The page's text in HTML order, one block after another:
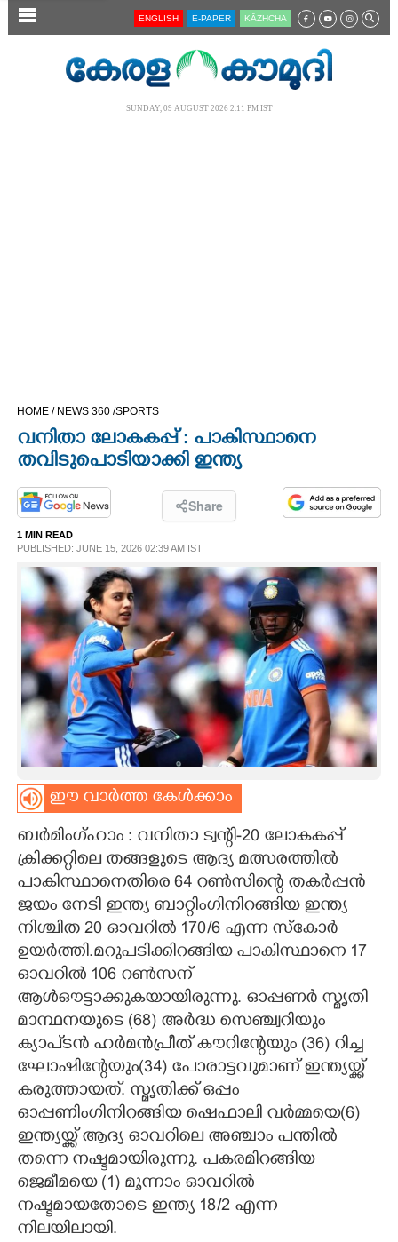
SECTIONS
CINEMA
OPINION
PHOTOS
LIFESTYLE
SPIRITUAL
INFO+
ART
CARTOONS
LITERATURE
ZOOM
CONTACT US
ENGLISH E-PAPER KĀZHCHA
SUNDAY, 09 AUGUST 2026 2.11 PM IST
HOME / NEWS 360 /SPORTS
വനിതാ ലോകകപ്പ് : പാകിസ്ഥാനെ
തവിടുപൊടിയാക്കി ഇന്ത്യ
Share
1 MIN READ
PUBLISHED: JUNE 15, 2026 02:39 AM IST
ഈ വാർത്ത കേൾക്കാം
ബർമിംഗ്ഹാം : വനിതാ ട്വന്റി-20 ലോകകപ്പ്
ക്രിക്കറ്റിലെ തങ്ങളുടെ ആദ്യ മത്സരത്തിൽ
പാകിസ്ഥാനെതിരെ 64 റൺസിന്റെ തകർപ്പൻ
ജയം നേടി ഇന്ത്യ ബാറ്റിംഗിനിറങ്ങിയ ഇന്ത്യ
നിശ്ചിത 20 ഓവറിൽ 170/6 എന്ന സ്കോർ
ഉയർത്തി.മറുപടിക്കിറങ്ങിയ പാകിസ്ഥാനെ 17
ഓവറിൽ 106 റൺസന്
ആൾഔട്ടാക്കുകയായിരുന്നു. ഓപ്പണർ സ്മൃതി
മാന്ഥനയുടെ (68) അർദ്ധ സെഞ്ച്വറിയും
ക്യാപ്ടൻ ഹർമൻപ്രീത് കൗറിന്റേയും (36) റിച്ച
ഘോഷിന്റേയും(34) പോരാട്ടവുമാണ് ഇന്ത്യയ്ക്ക്
കരുത്തായത്. സ്മൃതിക്ക് ഒപ്പം
ഓപ്പണിംഗിനിറങ്ങിയ ഷെഫാലി വർമ്മയെ(6)
ഇന്ത്യയ്ക്ക് ആദ്യ ഓവറിലെ അഞ്ചാം പന്തിൽ
തന്നെ നഷ്ടമായിരുന്നു. പകരമിറങ്ങിയ
ജെമീമയെ (1) മൂന്നാം ഓവറിൽ
നഷ്ടമായതോടെ ഇന്ത്യ 18/2 എന്ന
നിലയിലായി.